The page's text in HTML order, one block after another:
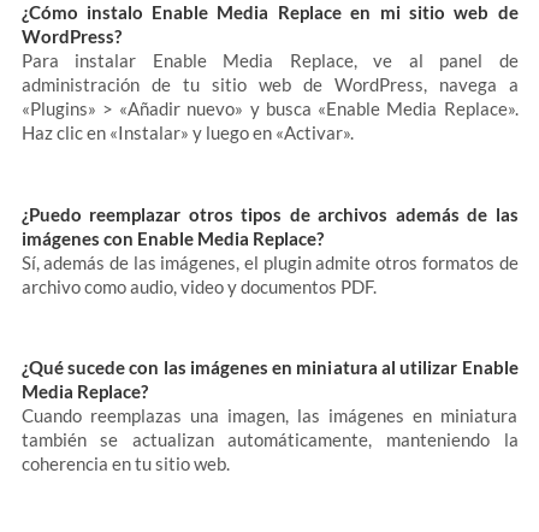
¿Cómo instalo Enable Media Replace en mi sitio web de
WordPress?
Para instalar Enable Media Replace, ve al panel de
administración de tu sitio web de WordPress, navega a
«Plugins» > «Añadir nuevo» y busca «Enable Media Replace».
Haz clic en «Instalar» y luego en «Activar».
¿Puedo reemplazar otros tipos de archivos además de las
imágenes con Enable Media Replace?
Sí, además de las imágenes, el plugin admite otros formatos de
archivo como audio, video y documentos PDF.
¿Qué sucede con las imágenes en miniatura al utilizar Enable
Media Replace?
Cuando reemplazas una imagen, las imágenes en miniatura
también se actualizan automáticamente, manteniendo la
coherencia en tu sitio web.